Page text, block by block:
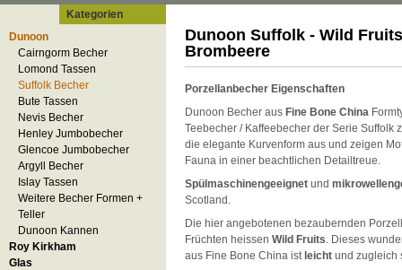
Kategorien
Dunoon
Cairngorm Becher
Lomond Tassen
Suffolk Becher
Bute Tassen
Nevis Becher
Henley Jumbobecher
Glencoe Jumbobecher
Argyll Becher
Islay Tassen
Weitere Becher Formen +
Teller
Dunoon Kannen
Roy Kirkham
Glas
Dunoon Suffolk - Wild
Brombeere
Porzellanbecher Eigenschaften
Dunoon Becher aus Fine Bone China
Teebecher / Kaffeebecher der Serie Suffolk
die elegante Kurvenform aus und zeigen
Fauna in einer beachtlichen Detailtreue.
Spülmaschinengeeignet und
Scotland.
Die hier angebotenen bezaubernden
Früchten heissen Wild Fruits. Dieses
aus Fine Bone China ist leicht und zugleich